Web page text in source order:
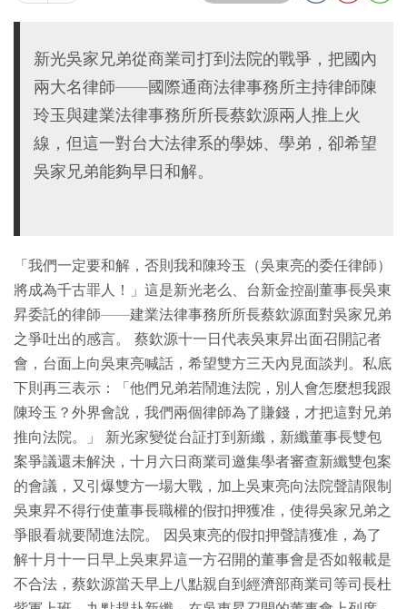
新光吳家兄弟從商業司打到法院的戰爭，把國內
兩大名律師——國際通商法律事務所主持律師陳
玲玉與建業法律事務所所長蔡欽源兩人推上火
線，但這一對台大法律系的學姊、學弟，卻希望
吳家兄弟能夠早日和解。
「我們一定要和解，否則我和陳玲玉（吳東亮的委任律師）
將成為千古罪人！」這是新光老么、台新金控副董事長吳東
昇委託的律師——建業法律事務所所長蔡欽源面對吳家兄弟
之爭吐出的感言。 蔡欽源十一日代表吳東昇出面召開記者
會，台面上向吳東亮喊話，希望雙方三天內見面談判。私底
下則再三表示：「他們兄弟若鬧進法院，別人會怎麼想我跟
陳玲玉？外界會說，我們兩個律師為了賺錢，才把這對兄弟
推向法院。」 新光家變從台証打到新纖，新纖董事長雙包
案爭議還未解決，十月六日商業司邀集學者審查新纖雙包案
的會議，又引爆雙方一場大戰，加上吳東亮向法院聲請限制
吳東昇不得行使董事長職權的假扣押獲准，使得吳家兄弟之
爭眼看就要鬧進法院。 因吳東亮的假扣押聲請獲准，為了
解十月十一日早上吳東昇這一方召開的董事會是否如報載是
不合法，蔡欽源當天早上八點親自到經濟部商業司等司長杜